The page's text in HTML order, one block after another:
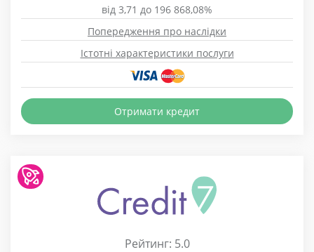
від 3,71 до 196 868,08%
Попередження про наслідки
Істотні характеристики послуги
Отримати кредит
Рейтинг: 5.0